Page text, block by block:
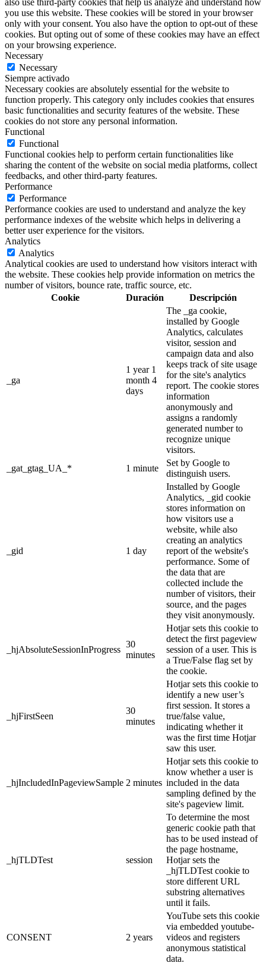
also use third-party cookies that help us analyze and understand how
you use this website. These cookies will be stored in your browser
only with your consent. You also have the option to opt-out of these
cookies. But opting out of some of these cookies may have an effect
on your browsing experience.
Necessary
Necessary
Siempre activado
Necessary cookies are absolutely essential for the website to
function properly. This category only includes cookies that ensures
basic functionalities and security features of the website. These
cookies do not store any personal information.
Functional
Functional
Functional cookies help to perform certain functionalities like
sharing the content of the website on social media platforms, collect
feedbacks, and other third-party features.
Performance
Performance
Performance cookies are used to understand and analyze the key
performance indexes of the website which helps in delivering a
better user experience for the visitors.
Analytics
Analytics
Analytical cookies are used to understand how visitors interact with
the website. These cookies help provide information on metrics the
number of visitors, bounce rate, traffic source, etc.
Cookie
Duración Descripción
_ga
1 year 1
month 4
days
The _ga cookie,
installed by Google
Analytics, calculates
visitor, session and
campaign data and also
keeps track of site usage
for the site's analytics
report. The cookie stores
information
anonymously and
assigns a randomly
generated number to
recognize unique
visitors.
_gat_gtag_UA_*
1 minute
Set by Google to
distinguish users.
_gid 1 day
Installed by Google
Analytics, _gid cookie
stores information on
how visitors use a
website, while also
creating an analytics
report of the website's
performance. Some of
the data that are
collected include the
number of visitors, their
source, and the pages
they visit anonymously.
_hjAbsoluteSessionInProgress
30
minutes
Hotjar sets this cookie to
detect the first pageview
session of a user. This is
a True/False flag set by
the cookie.
_hjFirstSeen
30
minutes
Hotjar sets this cookie to
identify a new user’s
first session. It stores a
true/false value,
indicating whether it
was the first time Hotjar
saw this user.
_hjIncludedInPageviewSample 2 minutes
Hotjar sets this cookie to
know whether a user is
included in the data
sampling defined by the
site's pageview limit.
_hjTLDTest session
To determine the most
generic cookie path that
has to be used instead of
the page hostname,
Hotjar sets the
_hjTLDTest cookie to
store different URL
substring alternatives
until it fails.
CONSENT 2 years
YouTube sets this cookie
via embedded youtube-
videos and registers
anonymous statistical
data.